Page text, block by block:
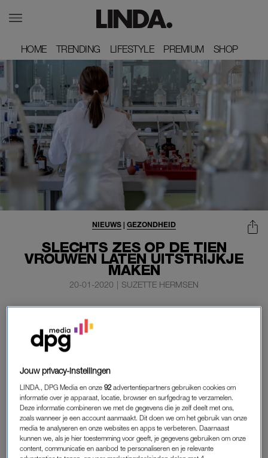
HOME
HOME TRENDING
TRENDING LIFESTYLE
LIFESTYLE PREMIUM
PREMIUM SHOP
SHOP
SLECHTS ZES OP DE TIEN
VROUWEN LATEN UITSTRIJKJE
MAKEN
NIEUWS | GEZONDHEID
20-01-2020 | SUZETTE HERMSEN
een oproep tot deelname aan het bevolkingsonderzoek,
stijgt niet meer.
Deden in het verleden nog zeven op de tien vrouwen mee aan
dit onderzoek naar baarmoederhalskanker, zijn dat nu zes op
de tien vrouwen.
OVERLIJDEN
Vooral vrouwen tussen de 35 en 50 jaar laten minder vaak een
Jouw privacy-instellingen
LINDA., DPG Media en onze92 advertentiepartners gebruiken cookies om
informatie over je apparaat, locatie, browser en surfgedrag te verzamelen.
Deze informatie combineren we met de gegevens die je zelf deelt met ons,
zoals wanneer je een account aanmaakt. Dit doen we om het gebruik van onze
media te analyseren en onze websites en apps te verbeteren. Daarnaast
kunnen we, als je hier toestemming voor geeft, je gegevens gebruiken om onze
content, communicatie en aanbod te personaliseren en je relevante